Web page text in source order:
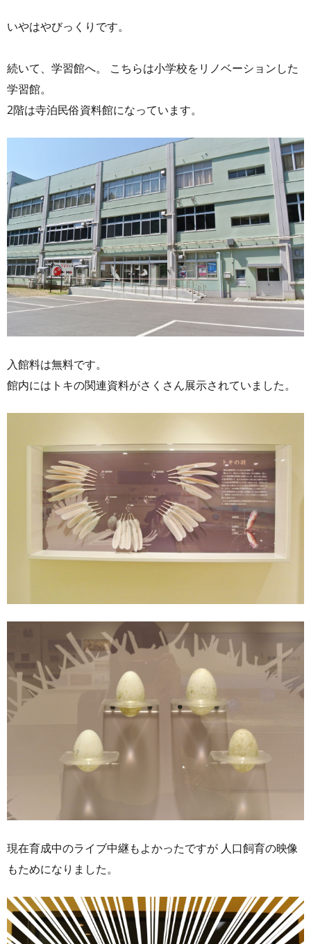
いやはやびっくりです。
続いて、学習館へ。 こちらは小学校をリノベーションした
学習館。
2階は寺泊民俗資料館になっています。
入館料は無料です。
館内にはトキの関連資料がさくさん展示されていました。
現在育成中のライブ中継もよかったですが 人口飼育の映像
もためになりました。